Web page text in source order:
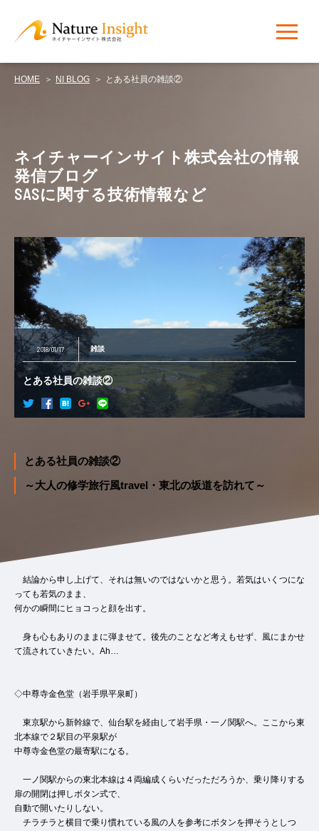
HOME NI BLOG とある社員の雑談②
ネイチャーインサイト株式会社の情報
発信ブログ
SASに関する技術情報など
2018/01/17 雑談
とある社員の雑談②
とある社員の雑談②
～大人の修学旅行風travel・東北の坂道を訪れて～
その「若気」に経年変化はあるのだろうか。「若気」→「中気」→「老気」
といった具合に。
結論から申し上げて、それは無いのではないかと思う。若気はいくつにな
っても若気のまま、
何かの瞬間にヒョコっと顔を出す。
身も心もありのままに弾ませて。後先のことなど考えもせず、風にまかせ
て流されていきたい。Ah…
◇中尊寺金色堂（岩手県平泉町）
東京駅から新幹線で、仙台駅を経由して岩手県・一ノ関駅へ。ここから東
北本線で２駅目の平泉駅が
中尊寺金色堂の最寄駅になる。
一ノ関駅からの東北本線は４両編成くらいだっただろうか、乗り降りする
扉の開閉は押しボタン式で、
自動で開いたりしない。
チラチラと横目で乗り慣れている風の人を参考にボタンを押そうとしつ